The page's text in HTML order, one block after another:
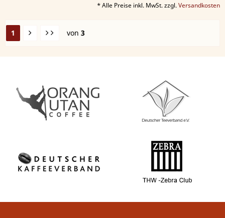
* Alle Preise inkl. MwSt. zzgl.Versandkosten
1 von 3